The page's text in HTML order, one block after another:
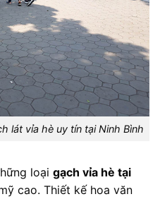
lát vỉa hè uy tín tại Ninh Bình
loại gạch vỉa hè tại
cao. Thiết kế hoa văn